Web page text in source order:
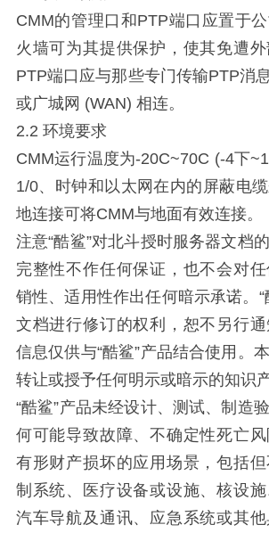
CMM的管理口和PTP端口应置于
火墙可为其提供保护，使其免遭外
PTP端口应与那些专门传输PTP消
或广城网 (WAN) 相连。
2.2 环境要求
CMM运行温度为-20C~70C (-4下
1/0、时钟和以太网在内的屏蔽电
地连接可将CMM与地面有效连接。
注意“酷鲨”对北斗授时服务器文档
完整性不作任何保证，也不会对
销性、适用性作出任何暗示承诺。“
文档进行修订的权利，恕不另行
信息仅供与“酷鲨”产品结合使用。
转让或授予任何明示或暗示的知识
“酷鲨”产品未经设计、测试、制造
何可能导致故障、不确定性死亡
有形财产损坏的应用场景，包括
制系统、医疗设备或设施、核设
汽车导航及通讯、应急系统或其